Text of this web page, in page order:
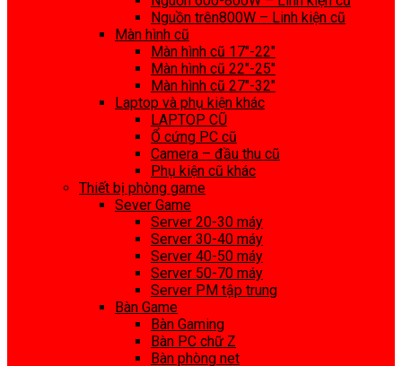
Nguồn trên800W – Linh kiện cũ
Màn hình cũ
Màn hình cũ 17″-22″
Màn hình cũ 22″-25″
Màn hình cũ 27″-32″
Laptop và phụ kiện khác
LAPTOP CŨ
Ổ cứng PC cũ
Camera – đầu thu cũ
Phụ kiện cũ khác
Thiết bị phòng game
Sever Game
Server 20-30 máy
Server 30-40 máy
Server 40-50 máy
Server 50-70 máy
Server PM tập trung
Bàn Game
Bàn Gaming
Bàn PC chữ Z
Bàn phòng net